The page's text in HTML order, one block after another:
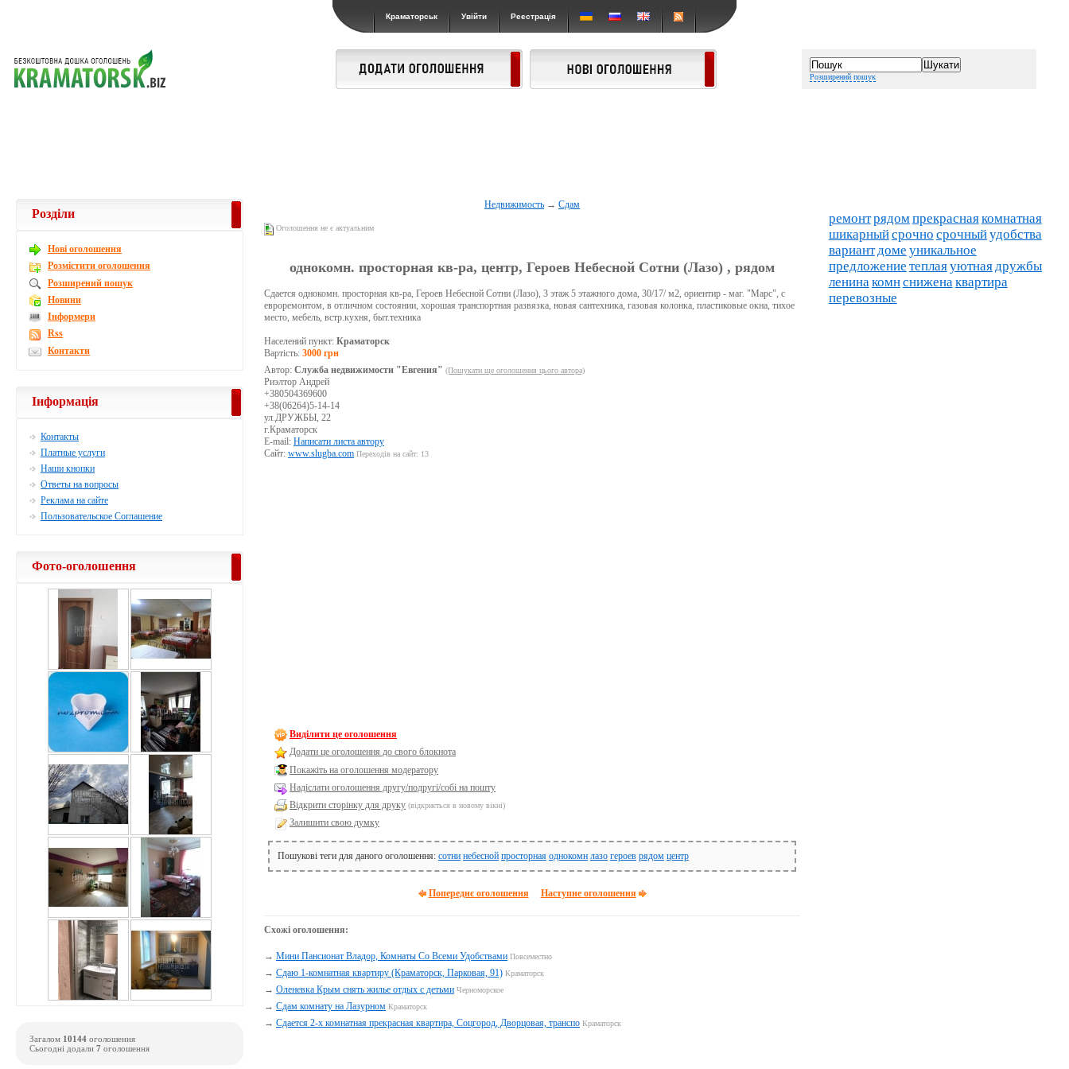
Краматорськ Увійти Реєстрація
Розширений пошук
Недвижимость →Сдам
Оголошення не є актуальним
однокомн. просторная кв-ра, центр, Героев Небесной Сотни (Лазо) , рядом
Сдается однокомн. просторная кв-ра, Героев Небесной Сотни (Лазо), 3 этаж 5 этажного дома, 30/17/ м2, ориентир - маг. "Марс", с
евроремонтом, в отличном состоянии, хорошая транспортная развязка, новая сантехника, газовая колонка, пластиковые окна, тихое
место, мебель, встр.кухня, быт.техника
Населений пункт: Краматорск
Вартість: 3000 грн
Автор: Служба недвижимости "Евгения" (Пошукати ще оголошення цього автора)
Риэлтор Андрей
+380504369600
+38(06264)5-14-14
ул.ДРУЖБЫ, 22
г.Краматорск
E-mail: Написати листа автору
Сайт: www.slugba.com Переходів на сайт: 13
Виділити це оголошення
Додати це оголошення до свого блокнота
Покажіть на оголошення модератору
Надіслати оголошення другу/подругі/собі на пошту
Відкрити сторінку для друку (відкриється в новому вікні)
Залишити свою думку
Пошукові теги для даного оголошення: сотни небесной просторная однокомн лазо героев рядом центр
Попереднє оголошення Наступне оголошення
Схожі оголошення:
→ Мини Пансионат Владор, Комнаты Со Всеми Удобствами Повсеместно
→ Сдаю 1-комнатная квартиру (Краматорск, Парковая, 91) Краматорск
→ Оленевка Крым снять жилье отдых с детьми Черноморское
→ Сдам комнату на Лазурном Краматорск
→ Сдается 2-х комнатная прекрасная квартира, Соцгород, Дворцовая, транспо Краматорск
Розділи
Новi оголошення
Розмістити оголошення
Розширений пошук
Новини
Інформери
Rss
Контакти
Інформація
Контакты
Платные услуги
Наши кнопки
Ответы на вопросы
Реклама на сайте
Пользовательское Соглашение
Фото-оголошення
Загалом 10144 оголошення
Сьогодні додали 7 оголошення
ремонтрядомпрекраснаякомнатная
шикарныйсрочно срочныйудобства
вариантдоме уникальное
предложение теплаяуютнаядружбы
ленинакомнсниженаквартира
перевозные